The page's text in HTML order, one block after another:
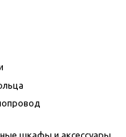
шкафы и аксессуары